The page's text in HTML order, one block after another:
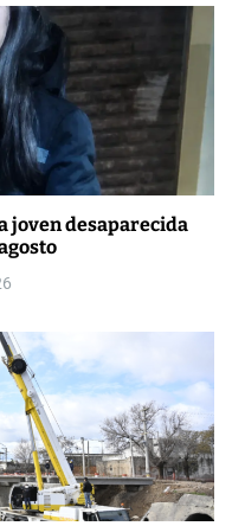
joven desaparecida